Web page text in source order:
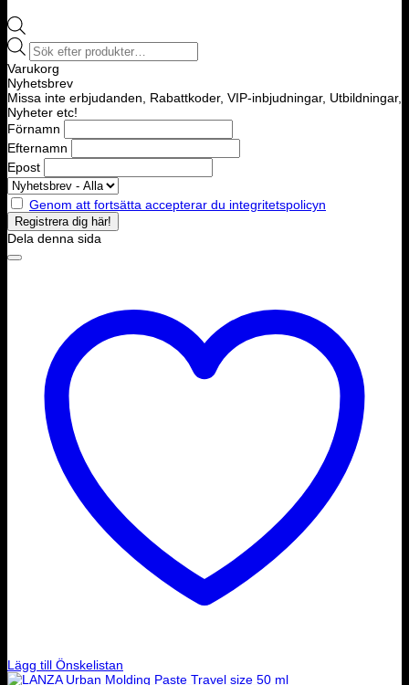
Products
search
Varukorg
Nyhetsbrev
Missa inte erbjudanden, Rabattkoder, VIP-inbjudningar, Utbildningar,
Nyheter etc!
Förnamn
Efternamn
Epost
Genom att fortsätta accepterar du integritetspolicyn
Dela denna sida
Lägg till Önskelistan